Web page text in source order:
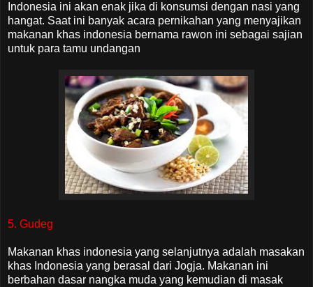
Indonesia ini akan enak jika di konsumsi dengan nasi yang
hangat. Saat ini banyak acara pernikahan yang menyajikan
makanan khas indonesia bernama rawon ini sebagai sajian
untuk para tamu undangan
5. Gudeg
Makanan khas indonesia yang selanjutnya adalah masakan
khas Indonesia yang berasal dari Jogja. Makanan ini
berbahan dasar nangka muda yang kemudian di masak